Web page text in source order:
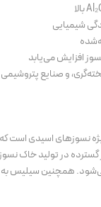
شیمیایی
افزایش می‌یابد
و صنایع پتروشیمی
اسیدی است که
گسترده در تولید خاک
می‌شود. همچنین سیلیس